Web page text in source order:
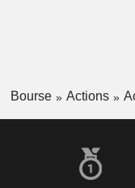
Bourse Actions